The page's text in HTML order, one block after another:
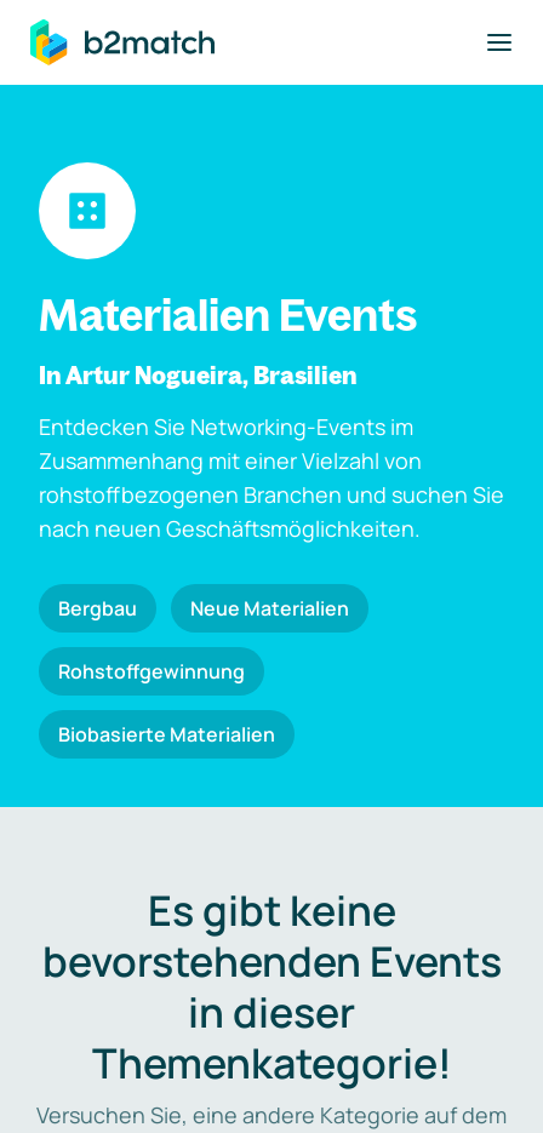
springen
Materialien Events
In Artur Nogueira, Brasilien
Entdecken Sie Networking-Events im
Zusammenhang mit einer Vielzahl von
rohstoffbezogenen Branchen und suchen Sie
nach neuen Geschäftsmöglichkeiten.
Bergbau Neue Materialien
Rohstoffgewinnung
Biobasierte Materialien
Es gibt keine
bevorstehenden Events
in dieser
Themenkategorie!
Versuchen Sie, eine andere Kategorie auf dem